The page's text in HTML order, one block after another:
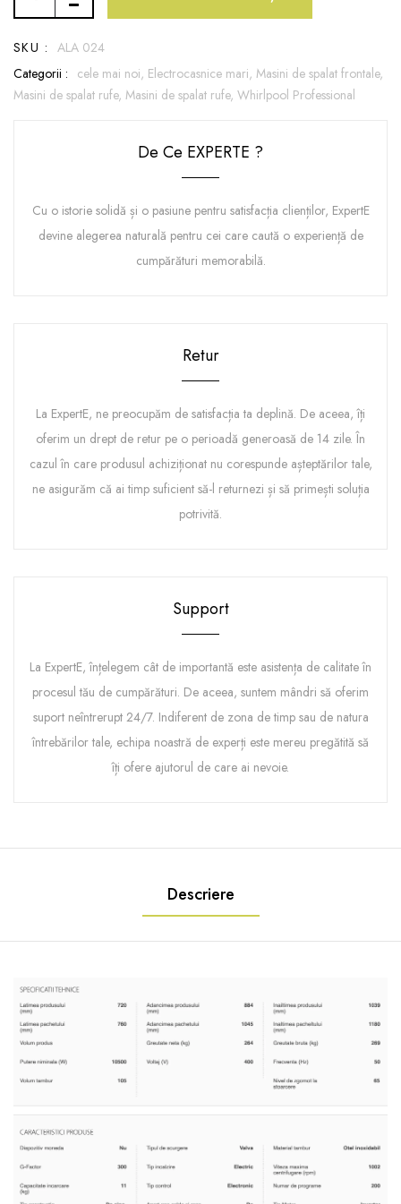
SKU : ALA 024
Categorii : cele mai noi, Electrocasnice mari, Masini de spalat frontale,
Masini de spalat rufe, Masini de spalat rufe, Whirlpool Professional
De Ce EXPERTE ?
Cu o istorie solidă și o pasiune pentru satisfacția clienților, ExpertE
devine alegerea naturală pentru cei care caută o experiență de
cumpărături memorabilă.
Retur
La ExpertE, ne preocupăm de satisfacția ta deplină. De aceea, îți
oferim un drept de retur pe o perioadă generoasă de 14 zile. În
cazul în care produsul achiziționat nu corespunde așteptărilor tale,
ne asigurăm că ai timp suficient să-l returnezi și să primești soluția
potrivită.
Support
La ExpertE, înțelegem cât de importantă este asistența de calitate în
procesul tău de cumpărături. De aceea, suntem mândri să oferim
suport neîntrerupt 24/7. Indiferent de zona de timp sau de natura
întrebărilor tale, echipa noastră de experți este mereu pregătită să
îți ofere ajutorul de care ai nevoie.
Descriere